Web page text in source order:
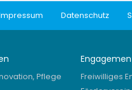
Datenschutz
Pflege
Freiwilliges